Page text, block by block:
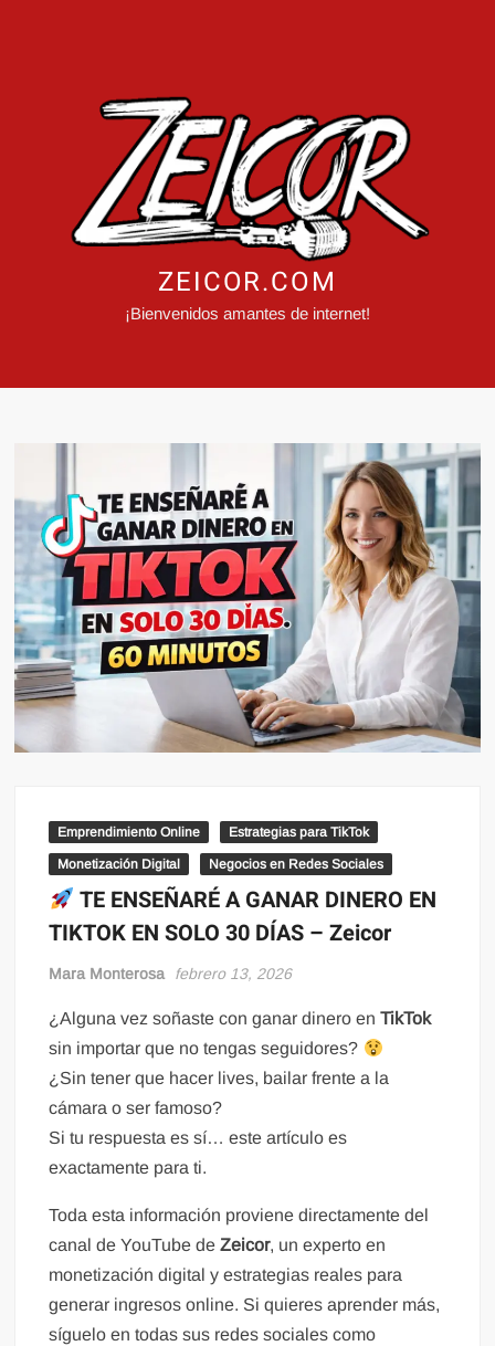
ZEICOR.COM
¡Bienvenidos amantes de internet!
Emprendimiento Online Estrategias para TikTok
Monetización Digital Negocios en Redes Sociales
TE ENSEÑARÉ A GANAR DINERO EN
TIKTOK EN SOLO 30 DÍAS – Zeicor
Mara Monterosa febrero 13, 2026
¿Alguna vez soñaste con ganar dinero enTikTok
sin importar que no tengas seguidores?
¿Sin tener que hacer lives, bailar frente a la
cámara o ser famoso?
Si tu respuesta es sí… este artículo es
exactamente para ti.
Toda esta información proviene directamente del
canal de YouTube deZeicor, un experto en
monetización digital y estrategias reales para
generar ingresos online. Si quieres aprender más,
síguelo en todas sus redes sociales como